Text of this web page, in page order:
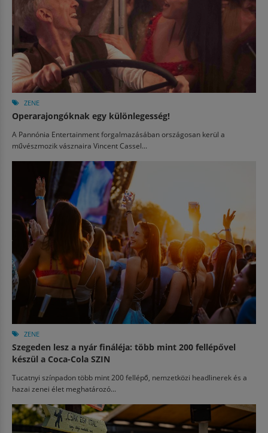
ZENE
Operarajongóknak egy különlegesség!
A Pannónia Entertainment forgalmazásában országosan kerül a
művészmozik vásznaira Vincent Cassel...
ZENE
Szegeden lesz a nyár fináléja: több mint 200 fellépővel
készül a Coca-Cola SZIN
Tucatnyi színpadon több mint 200 fellépő, nemzetközi headlinerek és a
hazai zenei élet meghatározó...